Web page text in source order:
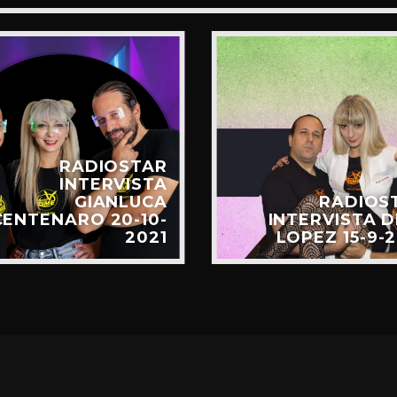
RADIOSTAR
INTERVISTA
GIANLUCA
20-10-
2021
INTERVISTA
LOPEZ 15-9-